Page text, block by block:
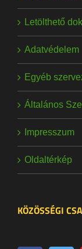
Letölthető
Adatvédelem
Egyéb
Általános
Impresszum
Oldaltérkép
KÖZÖSSÉGI